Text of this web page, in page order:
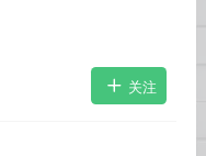
组，
关注